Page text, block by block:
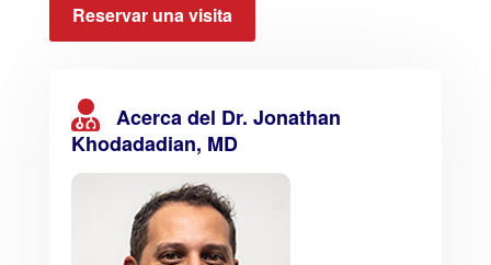
Reservar una visita
Acerca del Dr. Jonathan
Khodadadian, MD